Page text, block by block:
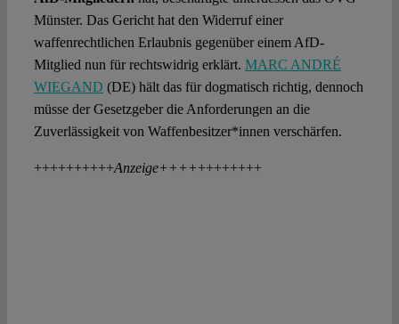
Münster. Das Gericht hat den Widerruf einer
waffenrechtlichen Erlaubnis gegenüber einem AfD-
Mitglied nun für rechtswidrig erklärt. MARC ANDRÉ
WIEGAND (DE) hält das für dogmatisch richtig, dennoch
müsse der Gesetzgeber die Anforderungen an die
Zuverlässigkeit von Waffenbesitzer*innen verschärfen.
++++++++++Anzeige++++++++++++